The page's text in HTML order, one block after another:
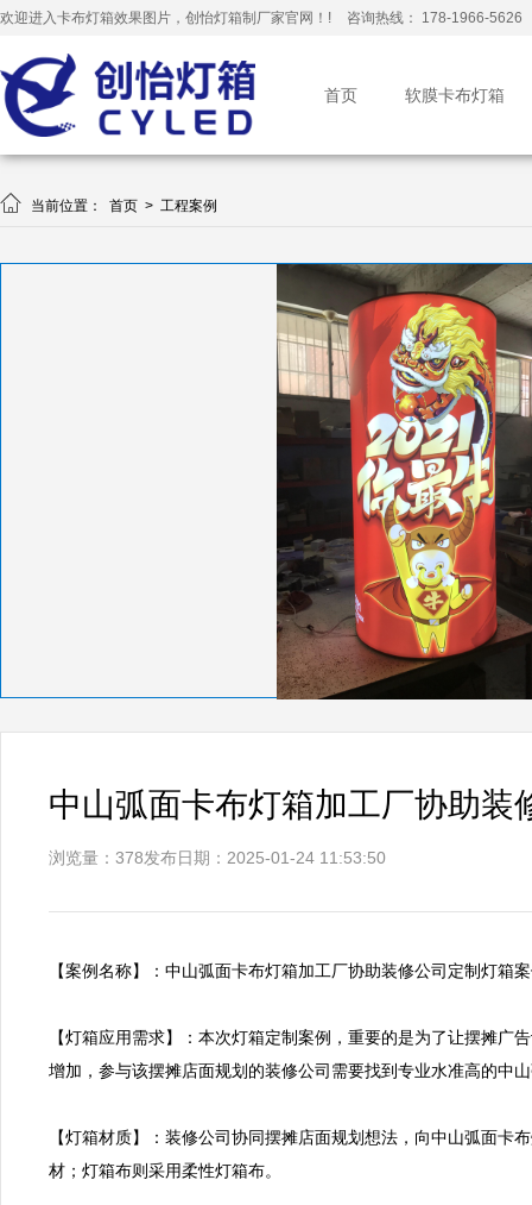
欢迎进入卡布灯箱效果图片，创怡灯箱制厂家官网！! 咨询热线： 178-1966-5626
首页 软膜卡布灯箱
 当前位置： 首页 > 工程案例
中山弧面卡布灯箱加工厂协助装
浏览量：378发布日期：2025-01-24 11:53:50
【案例名称】：中山弧面卡布灯箱加工厂协助装修公司定制灯
【灯箱应用需求】：本次灯箱定制案例，重要的是为了让摆摊
增加，参与该摆摊店面规划的装修公司需要找到专业水准高的中
【灯箱材质】：装修公司协同摆摊店面规划想法，向中山弧面
材；灯箱布则采用柔性灯箱布。